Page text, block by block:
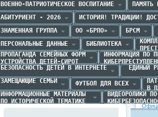
ВОЕННО-ПАТРИОТИЧЕСКОЕ ВОСПИТАНИЕ
ПАМЯТЬ
АБИТУРИЕНТ - 2026
ИСТОРИЯ! ТРАДИЦИИ!
ЗНАМЕННАЯ ГРУППА
ОО «БРПО»
БРСМ
ПЕРСОНАЛЬНЫЕ ДАННЫЕ
БИБЛИОТЕКА
ПРОПАГАНДА CЕМЕЙНЫХ ФОРМ
УСТРОЙСТВА ДЕТЕЙ-СИРОТ
ИНФОРМАЦИЯ ПО
БЕЗОПАСНОСТЬ ДЕТЕЙ В ИНТЕРНЕТЕ
ЕДИНЫЙ
ЗАМЕЩАЮЩИЕ СЕМЬИ
ФУТБОЛ ДЛЯ ВСЕХ
В
ИНФОРМАЦИОННЫЕ МАТЕРИАЛЫ
ПО ИСТОРИЧЕСКОЙ ТЕМАТИКЕ
ВИДЕОРОЛИКИ